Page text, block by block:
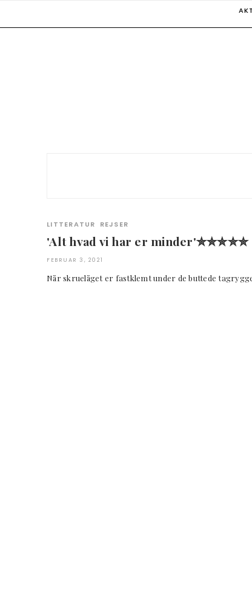
LITTERATUR REJSER
'Alt hvad vi har er minder'✮✮✮✮✮
FEBRUAR 3, 2021
Når skruelåget er fastklemt under de buttede